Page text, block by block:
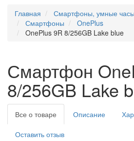
Главная
Смартфоны, умные
Смартфоны
OnePlus
OnePlus 9R 8/256GB Lake blue
Смартфон
8/256GB Lake
Все о товаре Описание
Оставить отзыв